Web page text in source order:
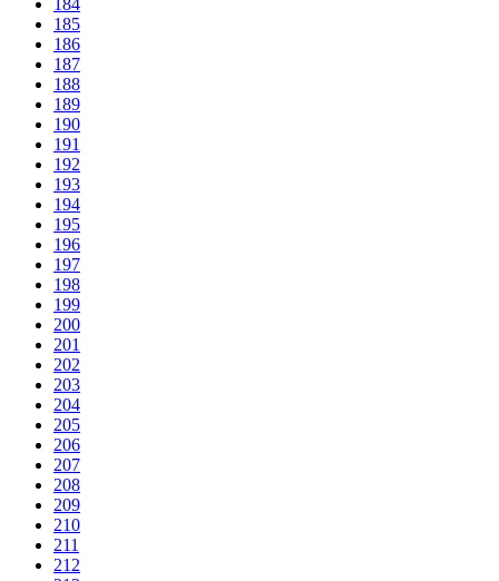
185
186
187
188
189
190
191
192
193
194
195
196
197
198
199
200
201
202
203
204
205
206
207
208
209
210
211
212